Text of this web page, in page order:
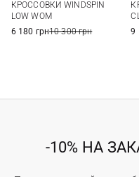
40
41
КРОССОВКИ WINDSPIN
LOW WOM
6 180 грн10 300 грн
9
-10% НА